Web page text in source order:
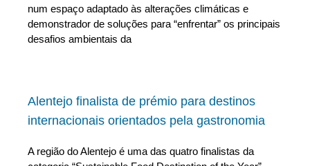
num espaço adaptado às alterações climáticas e
demonstrador de soluções para “enfrentar” os principais
desafios ambientais da
Alentejo finalista de prémio para destinos
internacionais orientados pela gastronomia
A região do Alentejo é uma das quatro finalistas da